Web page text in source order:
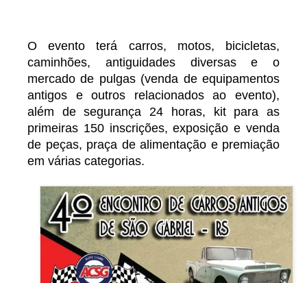
O evento terá carros, motos, bicicletas,
caminhões, antiguidades diversas e o
mercado de pulgas (venda de equipamentos
antigos e outros relacionados ao evento),
além de segurança 24 horas, kit para as
primeiras 150 inscrições, exposição e venda
de peças, praça de alimentação e premiação
em várias categorias.